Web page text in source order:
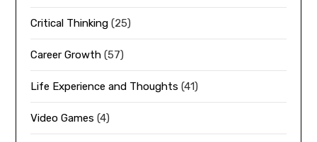
Critical Thinking (25)
Career Growth (57)
Life Experience and Thoughts (41)
Video Games (4)